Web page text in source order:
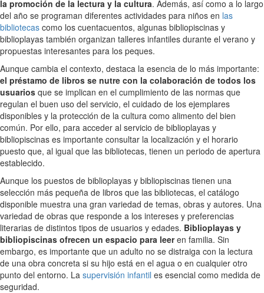
la promoción de la lectura y la cultura. Además, así como a lo largo
del año se programan diferentes actividades para niños en las
bibliotecas como los cuentacuentos, algunas bibliopiscinas y
biblioplayas también organizan talleres infantiles durante el verano y
propuestas interesantes para los peques.
Aunque cambia el contexto, destaca la esencia de lo más importante:
el préstamo de libros se nutre con la colaboración de todos los
usuarios que se implican en el cumplimiento de las normas que
regulan el buen uso del servicio, el cuidado de los ejemplares
disponibles y la protección de la cultura como alimento del bien
común. Por ello, para acceder al servicio de biblioplayas y
bibliopiscinas es importante consultar la localización y el horario
puesto que, al igual que las bibliotecas, tienen un periodo de apertura
establecido.
Aunque los puestos de biblioplayas y bibliopiscinas tienen una
selección más pequeña de libros que las bibliotecas, el catálogo
disponible muestra una gran variedad de temas, obras y autores. Una
variedad de obras que responde a los intereses y preferencias
literarias de distintos tipos de usuarios y edades. Biblioplayas y
bibliopiscinas ofrecen un espacio para leeren familia. Sin
embargo, es importante que un adulto no se distraiga con la lectura
de una obra concreta si su hijo está en el agua o en cualquier otro
punto del entorno. La supervisión infantil es esencial como medida de
seguridad.